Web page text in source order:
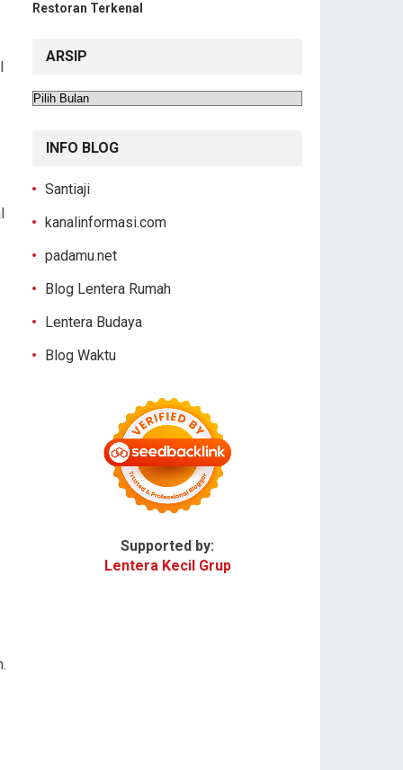
Restoran Terkenal
ARSIP
Arsip
INFO BLOG
Santiaji
kanalinformasi.com
padamu.net
Blog Lentera Rumah
Lentera Budaya
Blog Waktu
Supported by:
Lentera Kecil Grup